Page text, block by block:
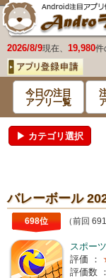
2026/8/9現在、 19,980件
今日の注目
アプリ一覧
▶ カテゴリ選択
バレーボール
698位 （前回
スポーツ
評価 ：
評価数